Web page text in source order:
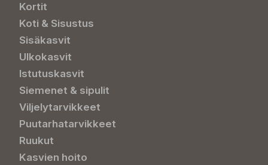
Kortit
Koti & Sisustus
Sisäkasvit
Ulkokasvit
Istutuskasvit
Siemenet & sipulit
Viljelytarvikkeet
Puutarhatarvikkeet
Ruukut
Kasvien hoito